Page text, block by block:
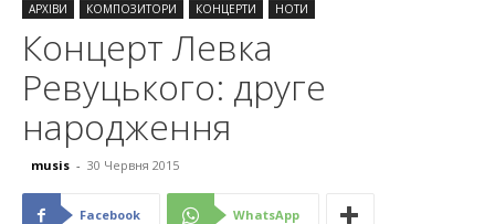
АРХІВИ КОМПОЗИТОРИ КОНЦЕРТИ НОТИ
Концерт Левка
Ревуцького: друге
народження
musis - 30 Червня 2015
Facebook WhatsApp